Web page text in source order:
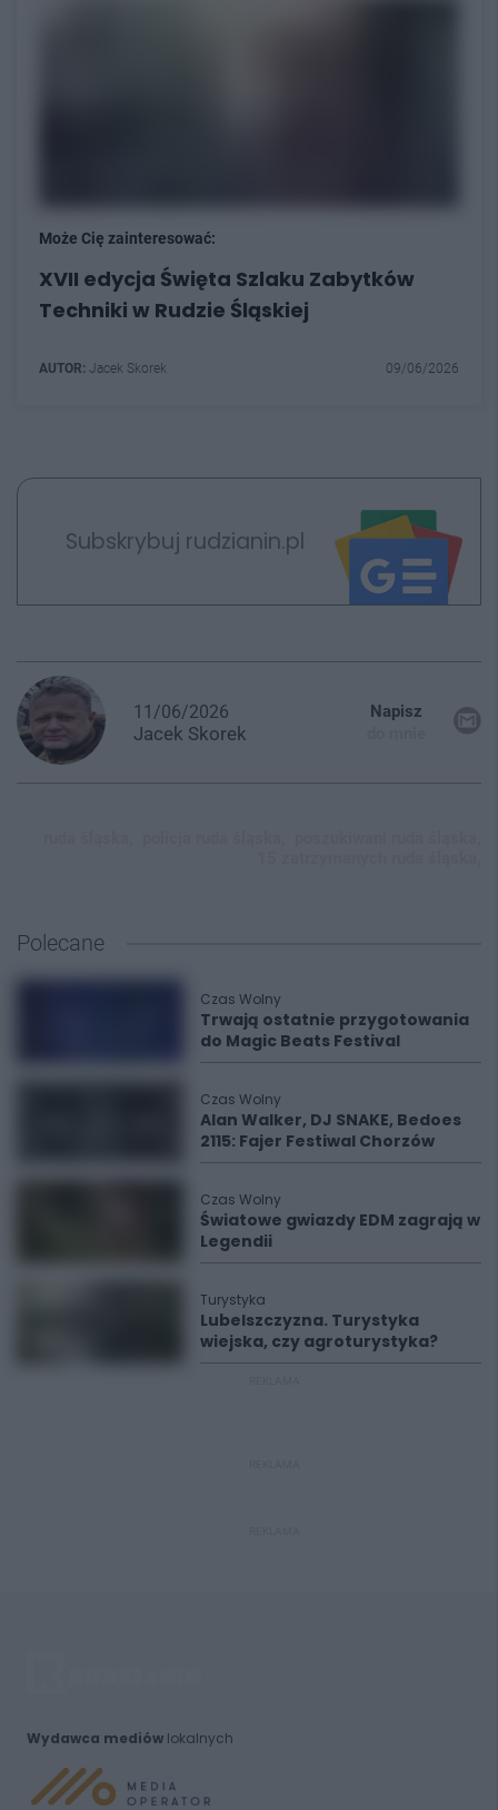
Może Cię zainteresować:
XVII edycja Święta Szlaku Zabytków
Techniki w Rudzie Śląskiej
AUTOR: Jacek Skorek 09/06/2026
Subskrybuj rudzianin.pl
11/06/2026
Jacek Skorek
Napisz
Polecane
Czas Wolny
Trwają ostatnie przygotowania
do Magic Beats Festival
Czas Wolny
Alan Walker, DJ SNAKE, Bedoes
2115: Fajer Festiwal Chorzów
Czas Wolny
Światowe gwiazdy EDM zagrają w
Legendii
Turystyka
Lubelszczyzna. Turystyka
wiejska, czy agroturystyka?
Wydawca mediówlokalnych